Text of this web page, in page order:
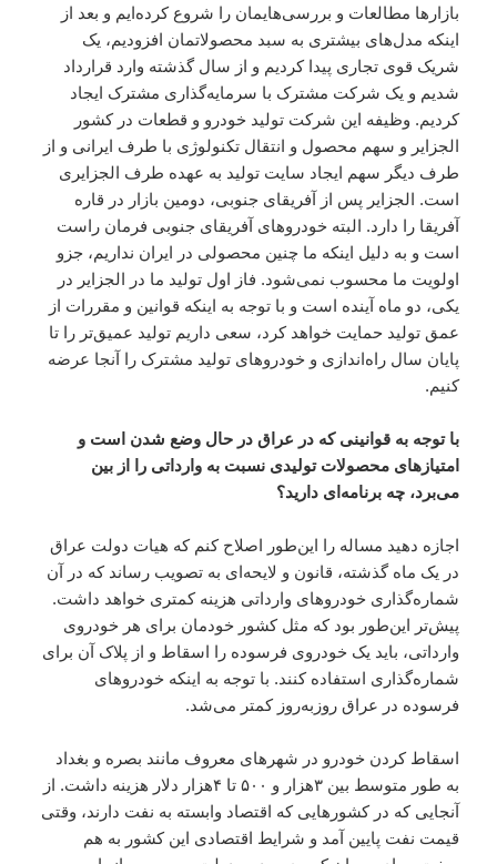
بازارها مطالعات و بررسی‌هایمان را شروع کرده‌ایم و بعد از
اینکه مدل‌های بیشتری به سبد محصولاتمان افزودیم، یک
شریک قوی تجاری پیدا کردیم و از سال گذشته وارد قرارداد
شدیم و یک شرکت مشترک با سرمایه‌گذاری مشترک ایجاد
کردیم. وظیفه این شرکت تولید خودرو و قطعات در کشور
الجزایر و سهم محصول و انتقال تکنولوژی با طرف ایرانی و از
طرف دیگر سهم ایجاد سایت تولید به عهده طرف الجزایری
است. الجزایر پس از آفریقای جنوبی، دومین بازار در قاره
آفریقا را دارد. البته خودروهای آفریقای جنوبی فرمان راست
است و به دلیل اینکه ما چنین محصولی در ایران نداریم، جزو
اولویت ما محسوب نمی‌شود. فاز اول تولید ما در الجزایر در
یکی، دو ماه آینده است و با توجه به اینکه قوانین و مقررات از
عمق تولید حمایت خواهد کرد، سعی داریم تولید عمیق‌تر را تا
پایان سال راه‌اندازی و خودروهای تولید مشترک را آنجا عرضه
کنیم.
با توجه به قوانینی که در عراق در حال وضع شدن است و
امتیازهای محصولات تولیدی نسبت به وارداتی را از بین
می‌برد، چه برنامه‌ای دارید؟
اجازه دهید مساله را این‌طور اصلاح کنم که هیات دولت عراق
در یک ماه گذشته، قانون و لایحه‌ای به تصویب رساند که در آن
شماره‌گذاری خودروهای وارداتی هزینه کمتری خواهد داشت.
پیش‌تر این‌طور بود که مثل کشور خودمان برای هر خودروی
وارداتی، باید یک خودروی فرسوده را اسقاط و از پلاک آن برای
شماره‌گذاری استفاده کنند. با توجه به اینکه خودروهای
فرسوده در عراق روز‌به‌روز کمتر می‌شد.
اسقاط کردن خودرو در شهرهای معروف مانند بصره و بغداد
به طور متوسط بین ۳هزار و ۵۰۰ تا ۴هزار دلار هزینه داشت. از
آنجایی که در کشورهایی که اقتصاد وابسته به نفت دارند، وقتی
قیمت نفت پایین آمد و شرایط اقتصادی این کشور به هم